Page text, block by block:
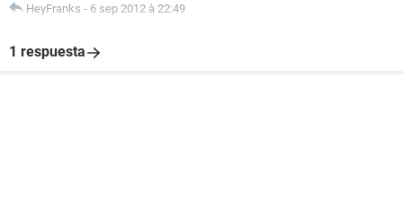
HeyFranks - 6 sep 2012 à 22:49
1 respuesta